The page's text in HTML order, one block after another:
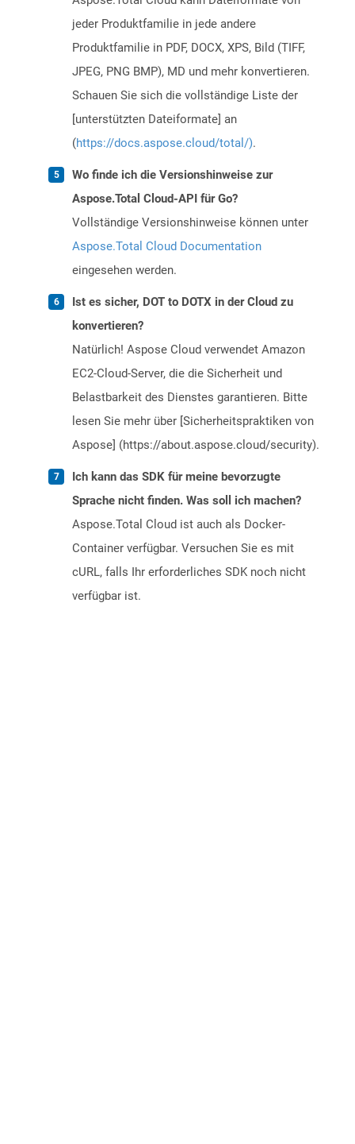
jeder Produktfamilie in jede andere
Produktfamilie in PDF, DOCX, XPS, Bild (TIFF,
JPEG, PNG BMP), MD und mehr konvertieren.
Schauen Sie sich die vollständige Liste der
[unterstützten Dateiformate] an
(https://docs.aspose.cloud/total/).
Wo finde ich die Versionshinweise zur
Aspose.Total Cloud-API für Go?
Vollständige Versionshinweise können unter
Aspose.Total Cloud Documentation
eingesehen werden.
Ist es sicher, DOT to DOTX in der Cloud zu
konvertieren?
Natürlich! Aspose Cloud verwendet Amazon
EC2-Cloud-Server, die die Sicherheit und
Belastbarkeit des Dienstes garantieren. Bitte
lesen Sie mehr über [Sicherheitspraktiken von
Aspose] (https://about.aspose.cloud/security).
Ich kann das SDK für meine bevorzugte
Sprache nicht finden. Was soll ich machen?
Aspose.Total Cloud ist auch als Docker-
Container verfügbar. Versuchen Sie es mit
cURL, falls Ihr erforderliches SDK noch nicht
verfügbar ist.